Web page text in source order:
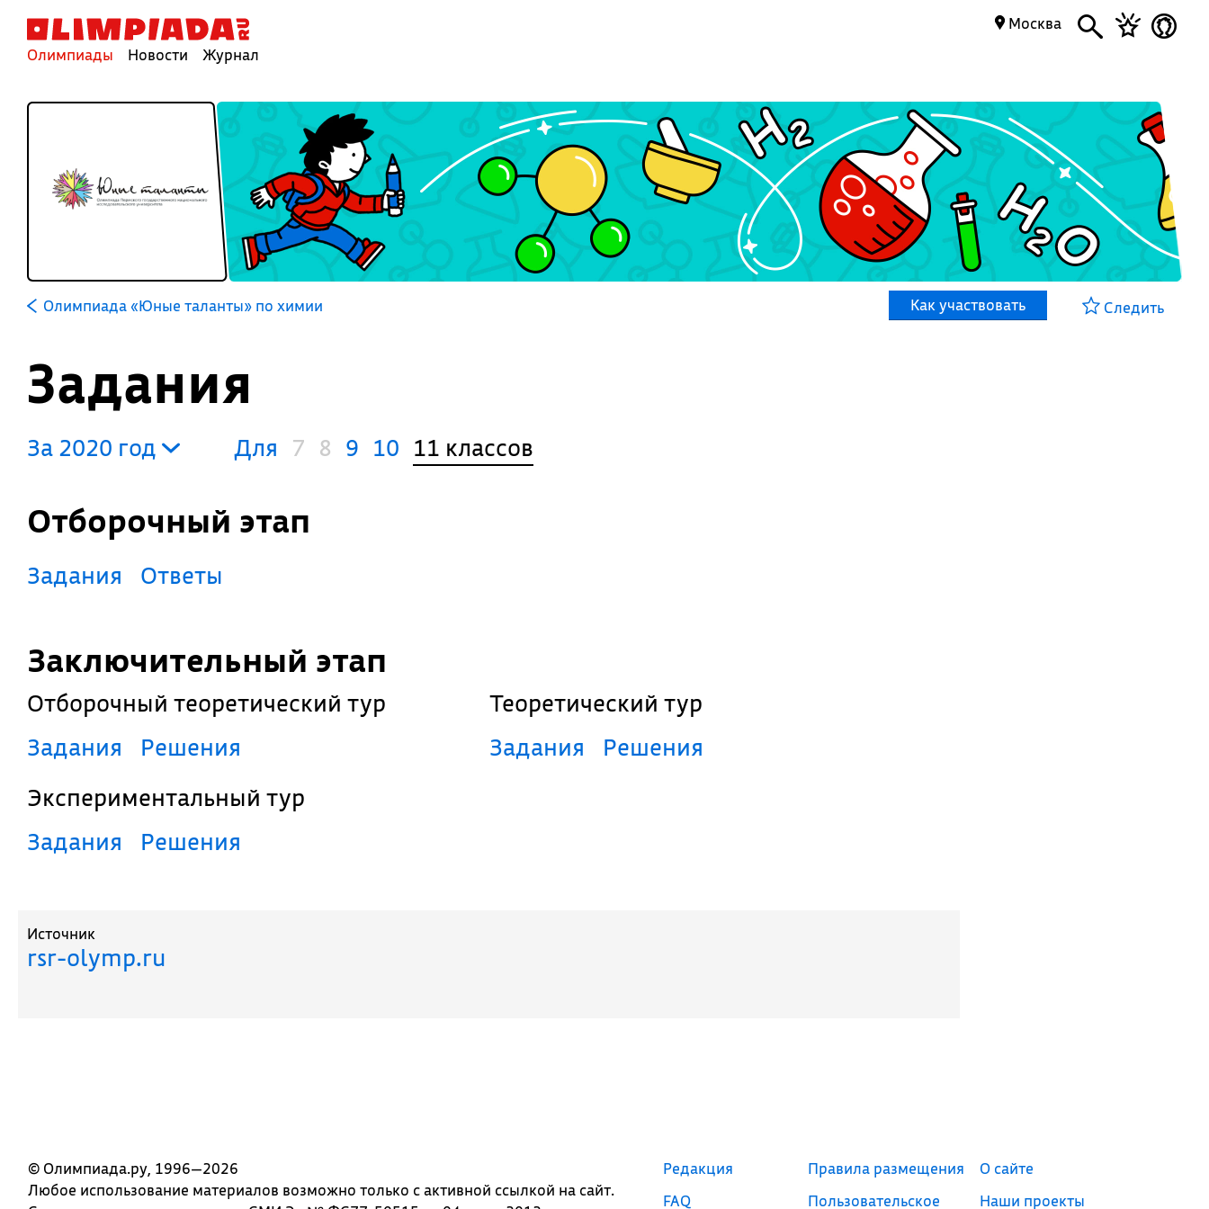
Олимпиады Новости Журнал
Москва
Олимпиада «Юные таланты» по химии Как участвовать Следить
Задания
За 2020 год Для 7 8 9 10 11 классов
Отборочный этап
Задания Ответы
Заключительный этап
Отборочный теоретический тур
Задания
Решения
Теоретический тур
Задания
Решения
Экспериментальный тур
Задания
Решения
Источник
rsr-olymp.ru
© Олимпиада.ру, 1996—2026
Любое использование материалов возможно только с активной ссылкой на сайт.
Редакция
FAQ
Правила размещения
Пользовательское
О сайте
Наши проекты